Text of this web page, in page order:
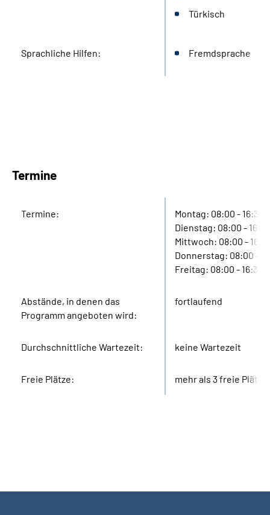
Türkisch
Sprachliche Hilfen: Fremdsprache
Termine
Termine:
Montag: 08:00 - 16:30
Dienstag: 08:00 - 16:30
Mittwoch: 08:00 -
Donnerstag: 08:00 -
Freitag: 08:00 - 16:30
Abstände, in denen das
Programm angeboten wird:
fortlaufend
Durchschnittliche Wartezeit: keine Wartezeit
Freie Plätze: mehr als 3 freie Plätze